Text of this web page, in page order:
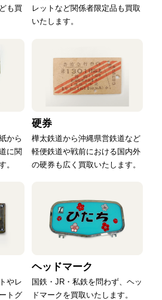
も買
レットなど関係者限定品も買取
いたします。
から
に関
。
硬券
樺太鉄道から沖縄県営鉄道など
軽便鉄道や戦前における国内外
の硬券も広く買取いたします。
やレ
トグ
ヘッドマーク
国鉄・JR・私鉄を問わず、ヘッ
ドマークを買取いたします。